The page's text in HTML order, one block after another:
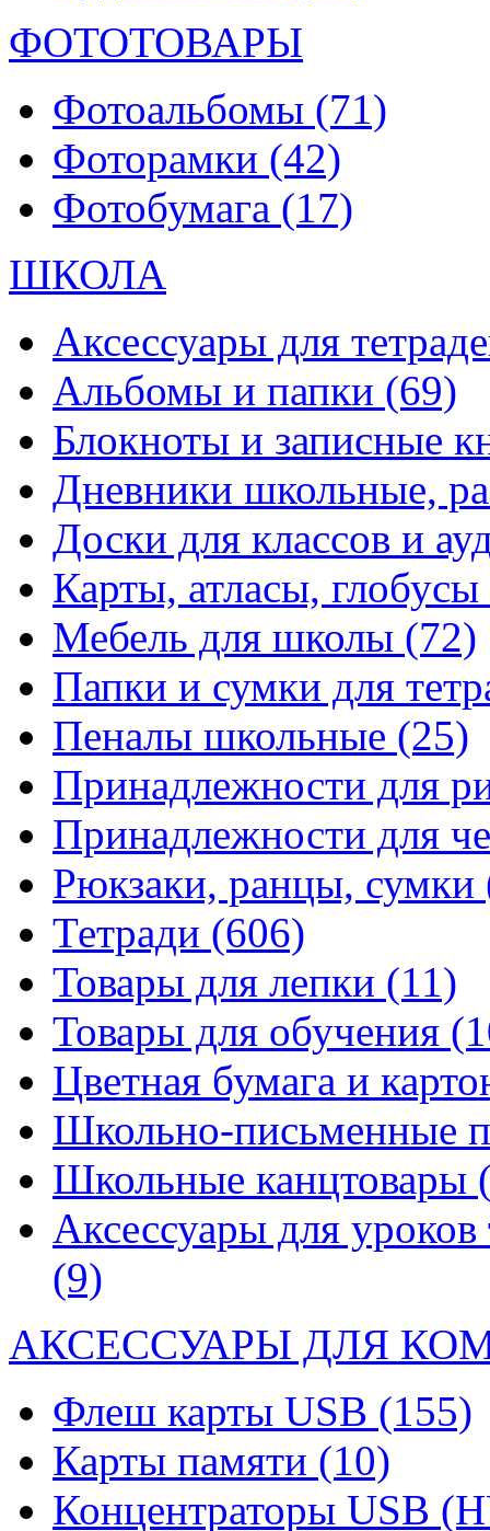
ФОТОТОВАРЫ
Фотоальбомы (71)
Фоторамки (42)
Фотобумага (17)
ШКОЛА
Аксессуары для
Альбомы и папки (69)
Блокноты и записные
Дневники школьные,
Доски для классов и
Карты, атласы, глобусы
Мебель для школы (72)
Папки и сумки для
Пеналы школьные (25)
Принадлежности для
Принадлежности для
Рюкзаки, ранцы, сумки
Тетради (606)
Товары для лепки (11)
Товары для обучения
Цветная бумага и
Школьно-письменные
Школьные канцтовары
Аксессуары для уроков
(9)
АКСЕССУАРЫ ДЛЯ
Флеш карты USB (155)
Карты памяти (10)
Концентраторы USB